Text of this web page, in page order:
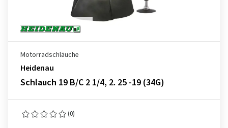
Motorradschläuche
Heidenau
Schlauch 19 B/C 2 1/4, 2. 25 -19 (34G)
(0)